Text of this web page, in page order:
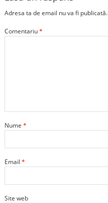
Adresa ta de email nu va fi publicată.
Comentariu*
Nume *
Email *
Site web